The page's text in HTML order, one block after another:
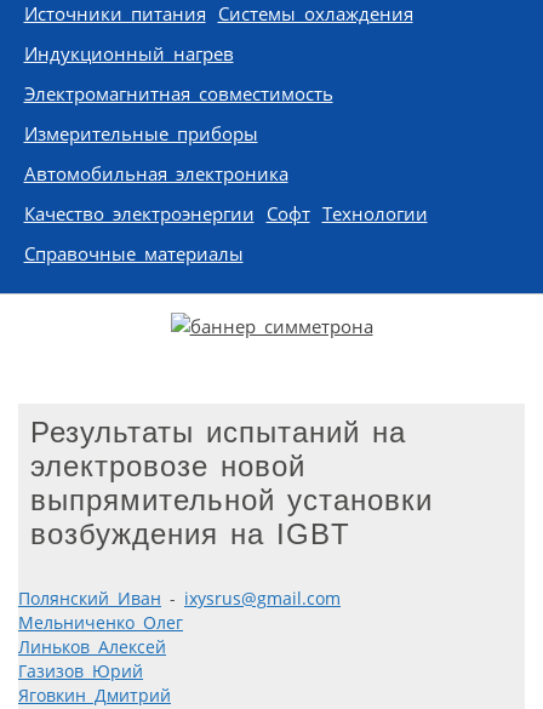
Источники питания Системы охлаждения
Индукционный нагрев
Электромагнитная совместимость
Измерительные приборы
Автомобильная электроника
Качество электроэнергии Софт Технологии
Справочные материалы
Результаты испытаний на
электровозе новой
выпрямительной установки
возбуждения на IGBT
Полянский Иван - ixysrus@gmail.com
Мельниченко Олег
Линьков Алексей
Газизов Юрий
Яговкин Дмитрий